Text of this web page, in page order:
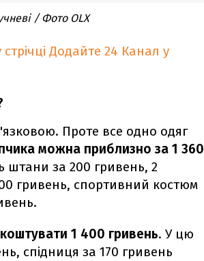
/ Фото OLX
Додайте 24 Канал у
Проте все одно одяг
можна приблизно за 1 360
штани за 200 гривень, 2
гривень, спортивний костюм
1 400 гривень. У цю
спідниця за 170 гривень